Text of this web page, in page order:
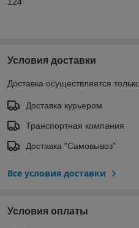
Условия доставки
Доставка осуществляется
Доставка курьером
Транспортная компания
Доставка "Самовывоз"
Все условия доставки
Условия оплаты